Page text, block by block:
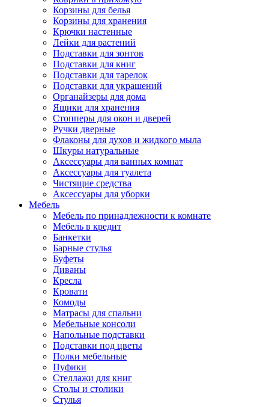
Корзины для белья
Корзины для хранения
Крючки настенные
Лейки для растений
Подставки для зонтов
Подставки для книг
Подставки для тарелок
Подставки для украшений
Органайзеры для дома
Ящики для хранения
Стопперы для окон и дверей
Ручки дверные
Флаконы для духов и жидкого мыла
Шкуры натуральные
Аксессуары для ванных комнат
Аксессуары для туалета
Чистящие средства
Аксессуары для уборки
Мебель
Мебель по принадлежности к комнате
Мебель в кредит
Банкетки
Барные стулья
Буфеты
Диваны
Кресла
Кровати
Комоды
Матрасы для спальни
Мебельные консоли
Напольные подставки
Подставки под цветы
Полки мебельные
Пуфики
Стеллажи для книг
Столы и столики
Стулья